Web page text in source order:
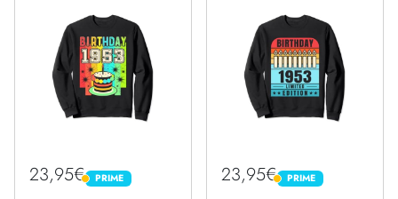
23,95€ PRIME
PRIME 23,95€ PRIME
PRIME